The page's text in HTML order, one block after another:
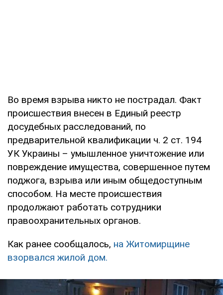
Во время взрыва никто не пострадал. Факт
происшествия внесен в Единый реестр
досудебных расследований, по
предварительной квалификации ч. 2 ст. 194
УК Украины – умышленное уничтожение или
повреждение имущества, совершенное путем
поджога, взрыва или иным общедоступным
способом. На месте происшествия
продолжают работать сотрудники
правоохранительных органов.
Как ранее сообщалось, на Житомирщине
взорвался жилой дом.